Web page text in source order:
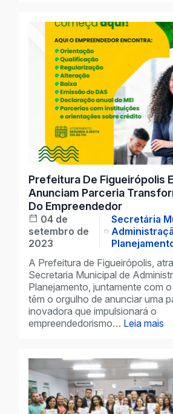
Prefeitura De Figueirópolis E
Anunciam Parceria
Do Empreendedor
04 de
setembro de
2023
Secretária
A Prefeitura de Figueirópolis,
Secretaria Municipal de
Planejamento, juntamente com
têm o orgulho de anunciar uma
inovadora que impulsionará o
empreendedorismo… Leia mais